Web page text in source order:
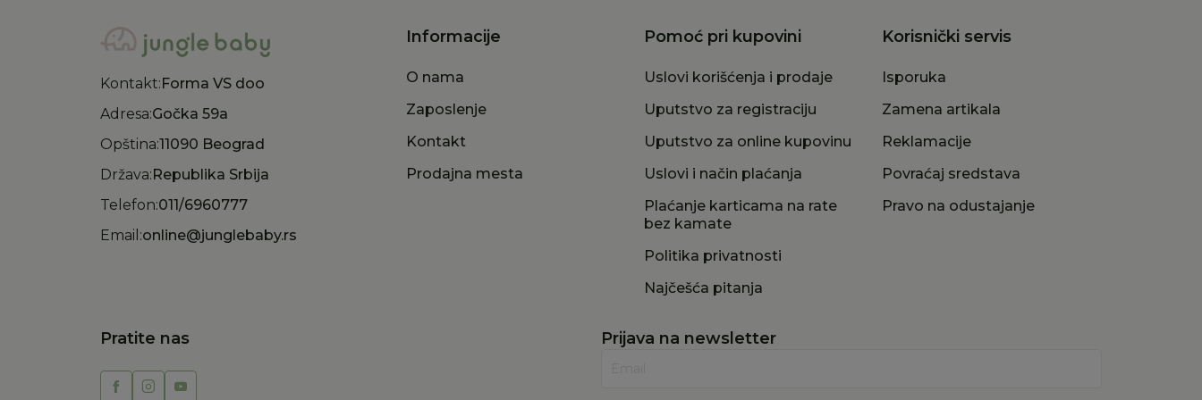
Kontakt: Forma VS doo
Adresa:Gočka 59a
Opština:11090 Beograd
Država: Republika Srbija
Telefon:011/6960777
Email:online@junglebaby.rs
Informacije
O nama
Zaposlenje
Kontakt
Prodajna mesta
Pomoć pri kupovini
Uslovi korišćenja i prodaje
Uputstvo za registraciju
Uputstvo za online kupovinu
Uslovi i način plaćanja
Plaćanje karticama na rate
bez kamate
Politika privatnosti
Najčešća pitanja
Korisnički servis
Isporuka
Zamena artikala
Reklamacije
Povraćaj sredstava
Pravo na odustajanje
Pratite nas Prijava na newsletter